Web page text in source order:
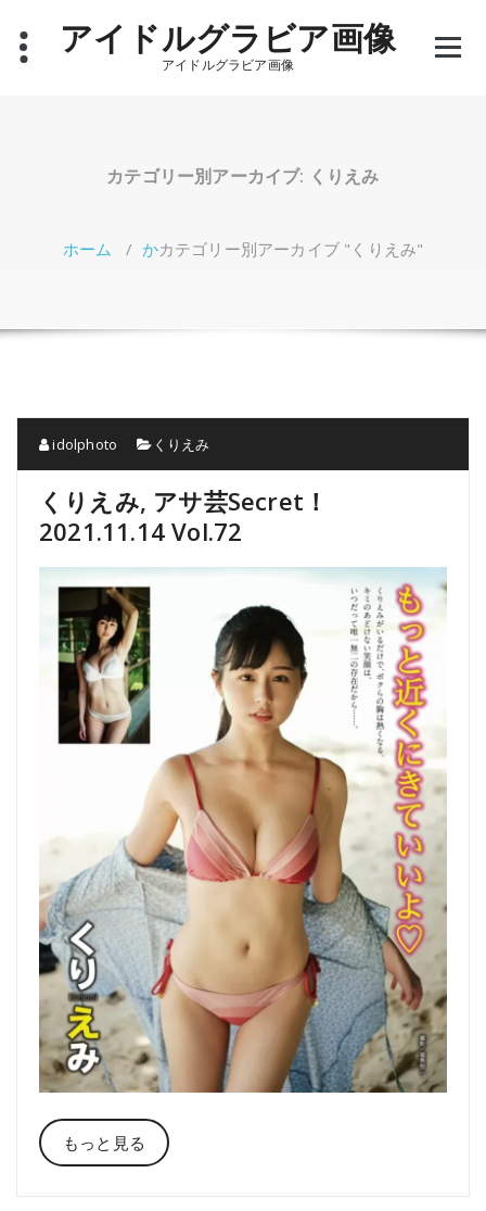
アイドルグラビア画像
アイドルグラビア画像
カテゴリー別アーカイブ: くりえみ
ホーム / かカテゴリー別アーカイブ "くりえみ"
idolphoto くりえみ
くりえみ, アサ芸Secret！
2021.11.14 Vol.72
もっと見る